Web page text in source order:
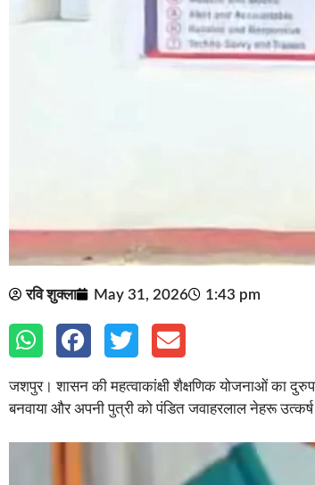
रवि शुक्ला May 31, 2026 1:43 pm
जशपुर। शासन की महत्वाकांक्षी शैक्षणिक योजनाओं का
बनवाया और अपनी पुत्री को पंडित जवाहरलाल नेहरू